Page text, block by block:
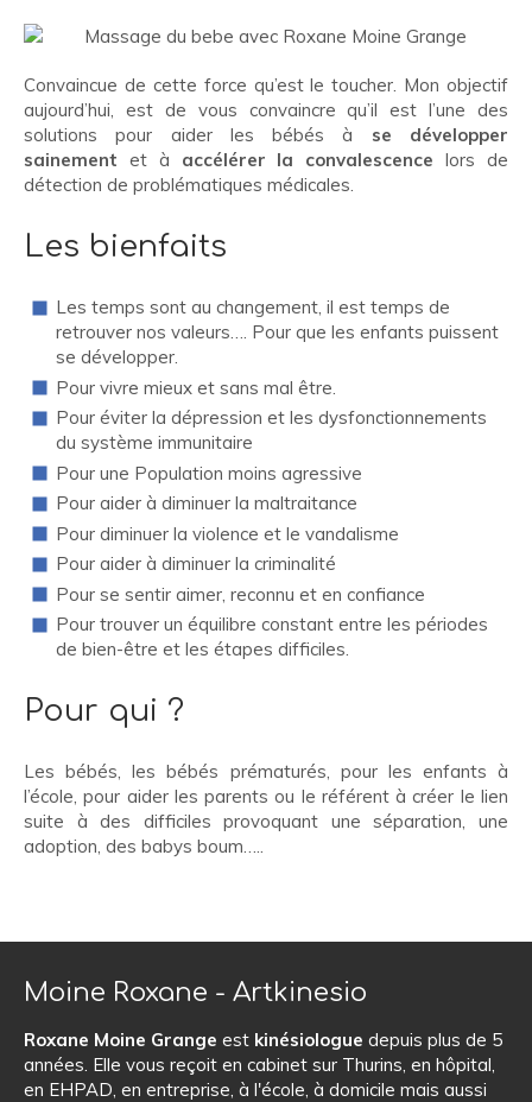
Convaincue de cette force qu’est le toucher. Mon objectif
aujourd’hui, est de vous convaincre qu’il est l’une des
solutions pour aider les bébés à se développer
sainement et à accélérer la convalescence lors de
détection de problématiques médicales.
Les bienfaits
Les temps sont au changement, il est temps de
retrouver nos valeurs…. Pour que les enfants puissent
se développer.
Pour vivre mieux et sans mal être.
Pour éviter la dépression et les dysfonctionnements
du système immunitaire
Pour une Population moins agressive
Pour aider à diminuer la maltraitance
Pour diminuer la violence et le vandalisme
Pour aider à diminuer la criminalité
Pour se sentir aimer, reconnu et en confiance
Pour trouver un équilibre constant entre les périodes
de bien-être et les étapes difficiles.
Pour qui ?
Les bébés, les bébés prématurés, pour les enfants à
l’école, pour aider les parents ou le référent à créer le lien
suite à des difficiles provoquant une séparation, une
adoption, des babys boum…..
Moine Roxane - Artkinesio
Roxane Moine Grange est kinésiologue depuis plus de 5
années. Elle vous reçoit en cabinet sur Thurins, en hôpital,
en EHPAD, en entreprise, à l'école, à domicile mais aussi